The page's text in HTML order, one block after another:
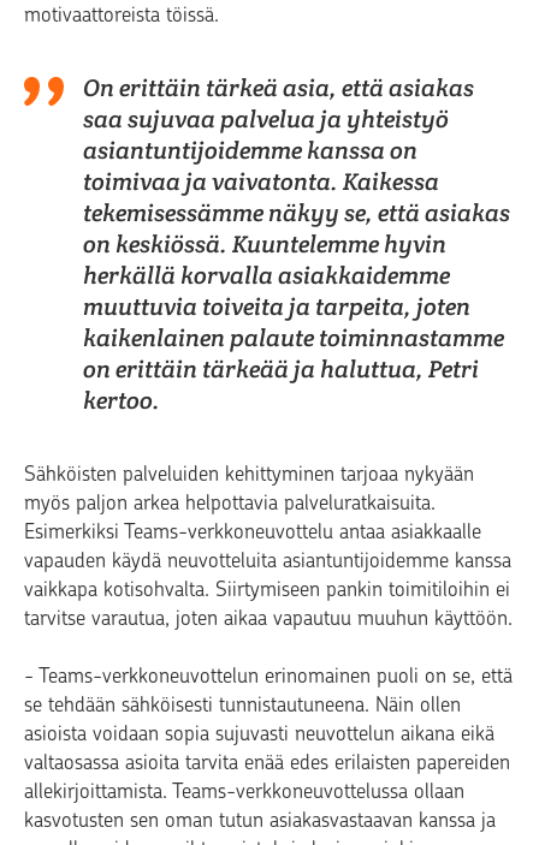
motivaattoreista töissä.
On erittäin tärkeä asia, että asiakas
saa sujuvaa palvelua ja yhteistyö
asiantuntijoidemme kanssa on
toimivaa ja vaivatonta. Kaikessa
tekemisessämme näkyy se, että asiakas
on keskiössä. Kuuntelemme hyvin
herkällä korvalla asiakkaidemme
muuttuvia toiveita ja tarpeita, joten
kaikenlainen palaute toiminnastamme
on erittäin tärkeää ja haluttua, Petri
kertoo.
Sähköisten palveluiden kehittyminen tarjoaa nykyään
myös paljon arkea helpottavia palveluratkaisuita.
Esimerkiksi Teams-verkkoneuvottelu antaa asiakkaalle
vapauden käydä neuvotteluita asiantuntijoidemme kanssa
vaikkapa kotisohvalta. Siirtymiseen pankin toimitiloihin ei
tarvitse varautua, joten aikaa vapautuu muuhun käyttöön.
- Teams-verkkoneuvottelun erinomainen puoli on se, että
se tehdään sähköisesti tunnistautuneena. Näin ollen
asioista voidaan sopia sujuvasti neuvottelun aikana eikä
valtaosassa asioita tarvita enää edes erilaisten papereiden
allekirjoittamista. Teams-verkkoneuvottelussa ollaan
kasvotusten sen oman tutun asiakasvastaavan kanssa ja